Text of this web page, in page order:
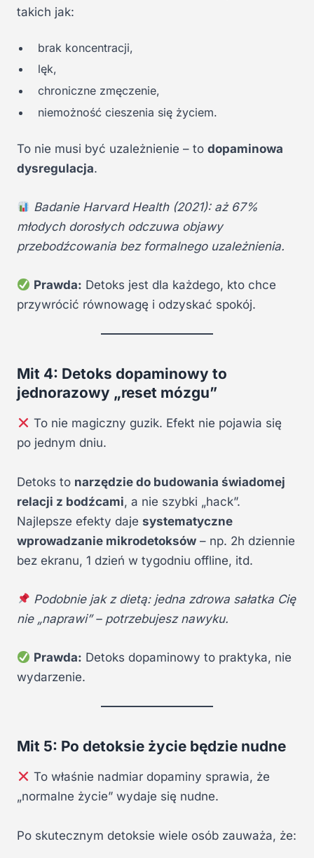
takich jak:
brak koncentracji,
lęk,
chroniczne zmęczenie,
niemożność cieszenia się życiem.
To nie musi być uzależnienie – to dopaminowa
dysregulacja.
Badanie Harvard Health (2021): aż 67%
młodych dorosłych odczuwa objawy
przebodźcowania bez formalnego uzależnienia.
Prawda: Detoks jest dla każdego, kto chce
przywrócić równowagę i odzyskać spokój.
Mit 4: Detoks dopaminowy to
jednorazowy „reset mózgu”
To nie magiczny guzik. Efekt nie pojawia się
po jednym dniu.
Detoks to narzędzie do budowania świadomej
relacji z bodźcami, a nie szybki „hack”.
Najlepsze efekty daje systematyczne
wprowadzanie mikrodetoksów – np. 2h dziennie
bez ekranu, 1 dzień w tygodniu offline, itd.
Podobnie jak z dietą: jedna zdrowa sałatka Cię
nie „naprawi” – potrzebujesz nawyku.
Prawda: Detoks dopaminowy to praktyka, nie
wydarzenie.
Mit 5: Po detoksie życie będzie nudne
To właśnie nadmiar dopaminy sprawia, że
„normalne życie” wydaje się nudne.
Po skutecznym detoksie wiele osób zauważa, że: